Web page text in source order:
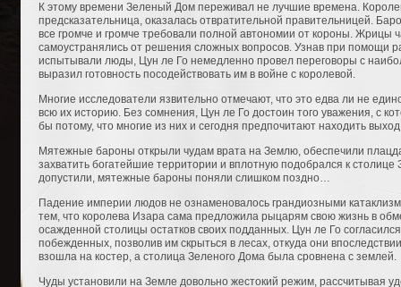
К этому времени Зеленый Дом переживал не лучшие времена.
предсказательница, оказалась отвратительной правительницей.
все громче и громче требовали полной автономии от короны. Жрицы
самоустранялись от решения сложных вопросов. Узнав при помощи
испытывали люды, Цун ле Го немедленно провел переговоры с
выразил готовность посодействовать им в войне с королевой.
Многие исследователи язвительно отмечают, что это едва ли не
всю их историю. Без сомнения, Цун ле Го достоин того уважения, с
бы потому, что многие из них и сегодня предпочитают находить
Мятежные бароны открыли чудам врата на Землю, обеспечили
захватить богатейшие территории и вплотную подобрался к
допустили, мятежные бароны поняли слишком поздно…
Падение империи людов не ознаменовалось грандиозными
тем, что королева Изара сама предложила рыцарям свою жизнь в
осажденной столицы остатков своих подданных. Цун ле Го
побежденных, позволив им скрыться в лесах, откуда они
взошла на костер, а столица Зеленого Дома была сровнена с землей.
Чуды установили на Земле довольно жестокий режим, рассчитывая